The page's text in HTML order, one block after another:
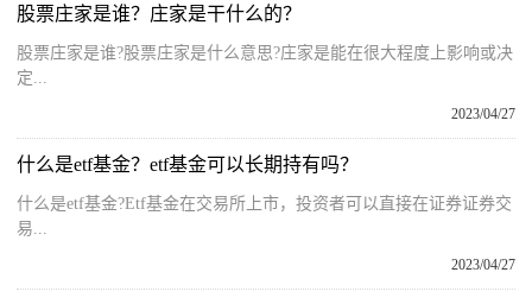
股票庄家是谁？庄家是干什么的？
股票庄家是谁?股票庄家是什么意思?庄家是能在很大程度上影响或决
定...
2023/04/27
什么是etf基金？etf基金可以长期持有吗？
什么是etf基金?Etf基金在交易所上市，投资者可以直接在证券证券交
易...
2023/04/27